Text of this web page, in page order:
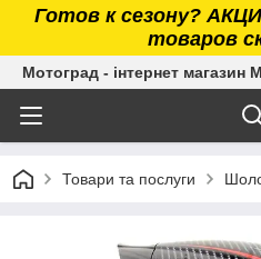
Готов к сезону?
товаров
Мотоград - інтернет магазин
Товари та послуги